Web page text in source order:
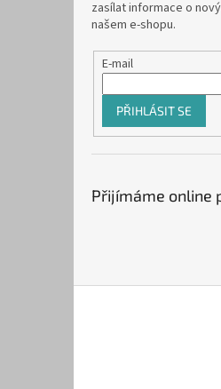
zasílat informace o
našem e-shopu.
E-mail
PŘIHLÁSIT SE
Přijímáme online